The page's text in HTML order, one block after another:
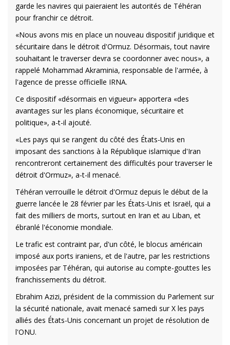
garde les navires qui paieraient les autorités de Téhéran
pour franchir ce détroit.
«Nous avons mis en place un nouveau dispositif juridique et
sécuritaire dans le détroit d'Ormuz. Désormais, tout navire
souhaitant le traverser devra se coordonner avec nous», a
rappelé Mohammad Akraminia, responsable de l'armée, à
l'agence de presse officielle IRNA.
Ce dispositif «désormais en vigueur» apportera «des
avantages sur les plans économique, sécuritaire et
politique», a-t-il ajouté.
«Les pays qui se rangent du côté des États-Unis en
imposant des sanctions à la République islamique d'Iran
rencontreront certainement des difficultés pour traverser le
détroit d'Ormuz», a-t-il menacé.
Téhéran verrouille le détroit d'Ormuz depuis le début de la
guerre lancée le 28 février par les États-Unis et Israël, qui a
fait des milliers de morts, surtout en Iran et au Liban, et
ébranlé l'économie mondiale.
Le trafic est contraint par, d'un côté, le blocus américain
imposé aux ports iraniens, et de l'autre, par les restrictions
imposées par Téhéran, qui autorise au compte-gouttes les
franchissements du détroit.
Ebrahim Azizi, président de la commission du Parlement sur
la sécurité nationale, avait menacé samedi sur X les pays
alliés des États-Unis concernant un projet de résolution de
l'ONU.